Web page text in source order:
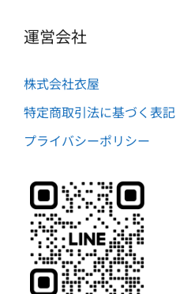
運営会社
株式会社衣屋
特定商取引法に基づく表記
プライバシーポリシー